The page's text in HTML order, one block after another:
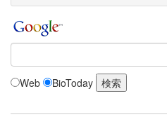
Web BioToday